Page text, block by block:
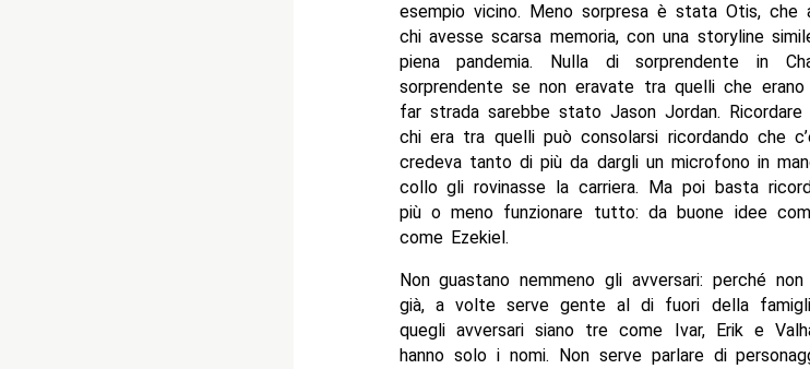
esempio vicino. Meno sorpresa è stata Otis,
chi avesse scarsa memoria, con una storyline
piena pandemia. Nulla di sorprendente in
sorprendente se non eravate tra quelli che
far strada sarebbe stato Jason Jordan.
chi era tra quelli può consolarsi ricordando che
credeva tanto di più da dargli un microfono in
collo gli rovinasse la carriera. Ma poi basta
più o meno funzionare tutto: da buone idee
come Ezekiel.
Non guastano nemmeno gli avversari: perché
già, a volte serve gente al di fuori della
quegli avversari siano tre come Ivar, Erik e
hanno solo i nomi. Non serve parlare di